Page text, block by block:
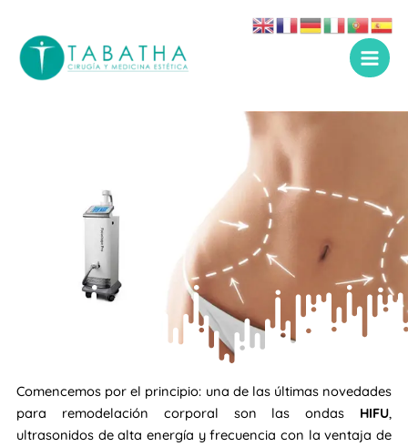
contenido
Comencemos por el principio: una de las últimas novedades
para remodelación corporal son las ondas HIFU,
ultrasonidos de alta energía y frecuencia con la ventaja de